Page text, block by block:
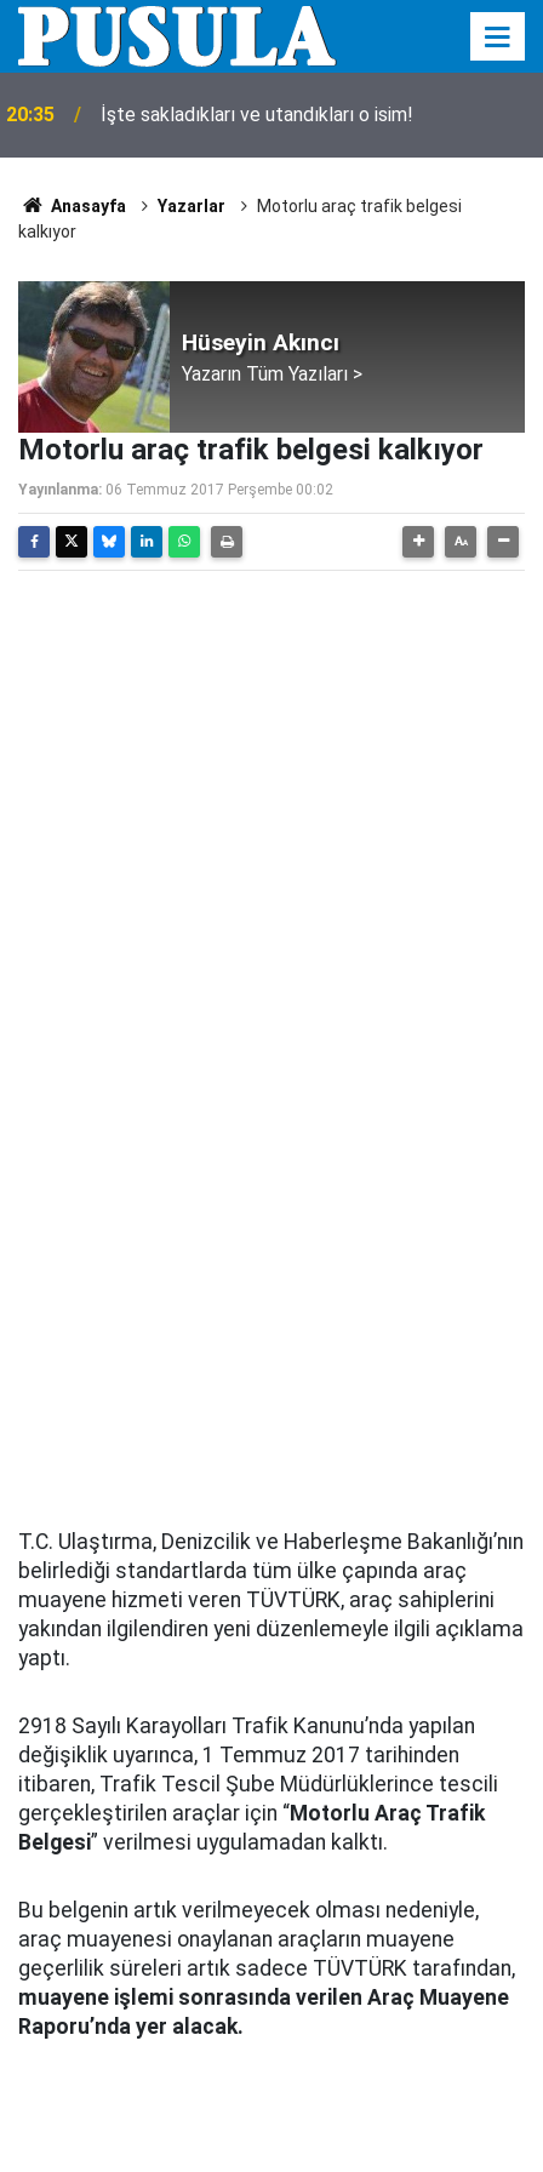
20:35 İşte sakladıkları ve utandıkları o isim!
Anasayfa Yazarlar
Motorlu araç trafik belgesi
kalkıyor
Hüseyin Akıncı
Yazarın Tüm Yazıları >
Motorlu araç trafik belgesi kalkıyor
Yayınlanma: 06 Temmuz 2017 Perşembe 00:02
T.C. Ulaştırma, Denizcilik ve Haberleşme Bakanlığı’nın
belirlediği standartlarda tüm ülke çapında araç
muayene hizmeti veren TÜVTÜRK, araç sahiplerini
yakından ilgilendiren yeni düzenlemeyle ilgili açıklama
yaptı.
2918 Sayılı Karayolları Trafik Kanunu’nda yapılan
değişiklik uyarınca, 1 Temmuz 2017 tarihinden
itibaren, Trafik Tescil Şube Müdürlüklerince tescili
gerçekleştirilen araçlar için “Motorlu Araç Trafik
Belgesi” verilmesi uygulamadan kalktı.
Bu belgenin artık verilmeyecek olması nedeniyle,
araç muayenesi onaylanan araçların muayene
geçerlilik süreleri artık sadece TÜVTÜRK tarafından,
muayene işlemi sonrasında verilen Araç Muayene
Raporu’nda yer alacak.